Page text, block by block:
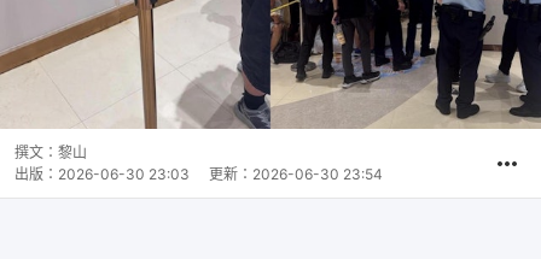
撰文： 黎山
出版： 2026-06-30 23:03 更新： 2026-06-30 23:54